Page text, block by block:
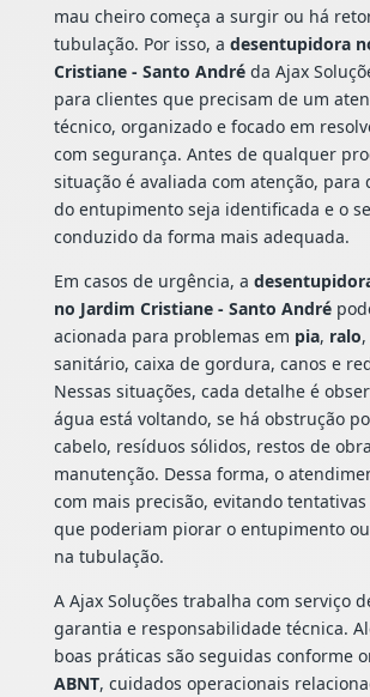
mau cheiro começa a surgir ou há
tubulação. Por isso, a desentupidora
Cristiane - Santo Andréda Ajax
para clientes que precisam de um
técnico, organizado e focado em
com segurança. Antes de qualquer
situação é avaliada com atenção, para
do entupimento seja identificada e o
conduzido da forma mais adequada.
Em casos de urgência, a
no Jardim Cristiane - Santo André
acionada para problemas em pia, ralo
sanitário, caixa de gordura, canos e
Nessas situações, cada detalhe é
água está voltando, se há obstrução
cabelo, resíduos sólidos, restos de
manutenção. Dessa forma, o
com mais precisão, evitando
que poderiam piorar o entupimento
na tubulação.
A Ajax Soluções trabalha com serviço
garantia e responsabilidade técnica.
boas práticas são seguidas conforme
ABNT, cuidados operacionais